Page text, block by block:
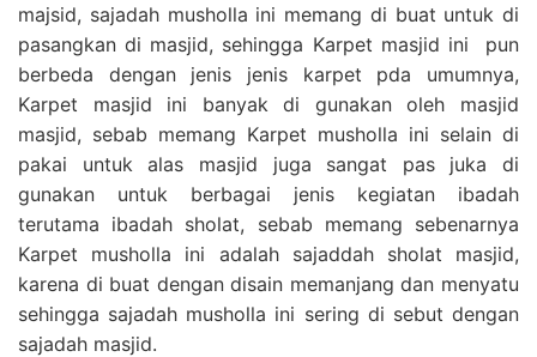
majsid, sajadah musholla ini memang di buat untuk di
pasangkan di masjid, sehingga Karpet masjid ini pun
berbeda dengan jenis jenis karpet pda umumnya,
Karpet masjid ini banyak di gunakan oleh masjid
masjid, sebab memang Karpet musholla ini selain di
pakai untuk alas masjid juga sangat pas juka di
gunakan untuk berbagai jenis kegiatan ibadah
terutama ibadah sholat, sebab memang sebenarnya
Karpet musholla ini adalah sajaddah sholat masjid,
karena di buat dengan disain memanjang dan menyatu
sehingga sajadah musholla ini sering di sebut dengan
sajadah masjid.